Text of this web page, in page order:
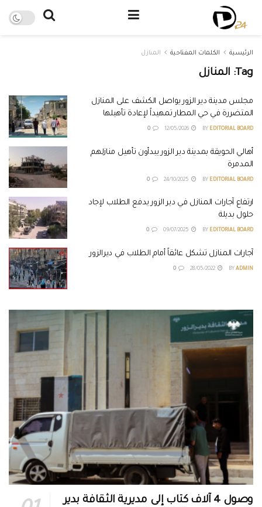
الرئيسية الكلمات المفتاحية المنازل
Tag: المنازل
مجلس مدينة دير الزور يواصل الكشف على المنازل
المتضررة في حي المطار تمهيداً لإعادة تأهيلها
BY EDITORIAL BOARD
أهالي الحويقة بمدينة دير الزور يبدأون تأهيل منازلهم
المدمرة
BY EDITORIAL BOARD
ارتفاع آجارات المنازل في دير الزور يدفع الطلاب لإجاد
حلول بديلة
BY EDITORIAL BOARD
آجارات المنازل تشكل عائقاً أمام الطلاب في ديرالزور
BY ADMIN
وصول 4 آلاف كتاب إلى مديرية الثقافة بدير